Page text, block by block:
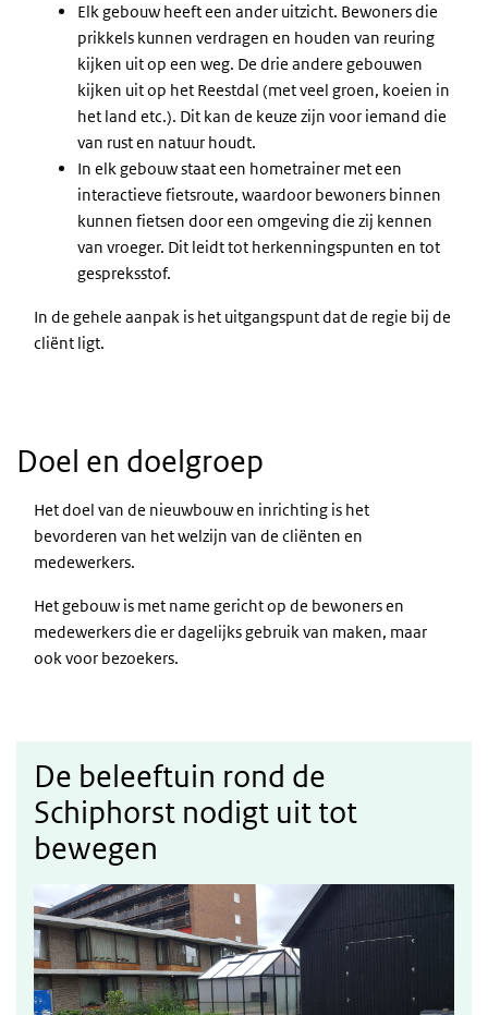
Elk gebouw heeft een ander uitzicht. Bewoners die
prikkels kunnen verdragen en houden van reuring
kijken uit op een weg. De drie andere gebouwen
kijken uit op het Reestdal (met veel groen, koeien in
het land etc.). Dit kan de keuze zijn voor iemand die
van rust en natuur houdt.
In elk gebouw staat een hometrainer met een
interactieve fietsroute, waardoor bewoners binnen
kunnen fietsen door een omgeving die zij kennen
van vroeger. Dit leidt tot herkenningspunten en tot
gespreksstof.
In de gehele aanpak is het uitgangspunt dat de regie bij de
cliënt ligt.
Doel en doelgroep
Het doel van de nieuwbouw en inrichting is het
bevorderen van het welzijn van de cliënten en
medewerkers.
Het gebouw is met name gericht op de bewoners en
medewerkers die er dagelijks gebruik van maken, maar
ook voor bezoekers.
De beleeftuin rond de
Schiphorst nodigt uit tot
bewegen